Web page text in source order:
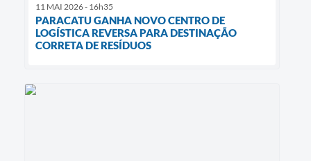
11 MAI 2026 - 16h35
PARACATU GANHA NOVO CENTRO DE
LOGÍSTICA REVERSA PARA DESTINAÇÃO
CORRETA DE RESÍDUOS